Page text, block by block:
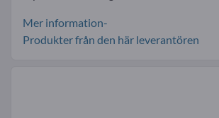
Mer information-
Produkter från den här leverantören